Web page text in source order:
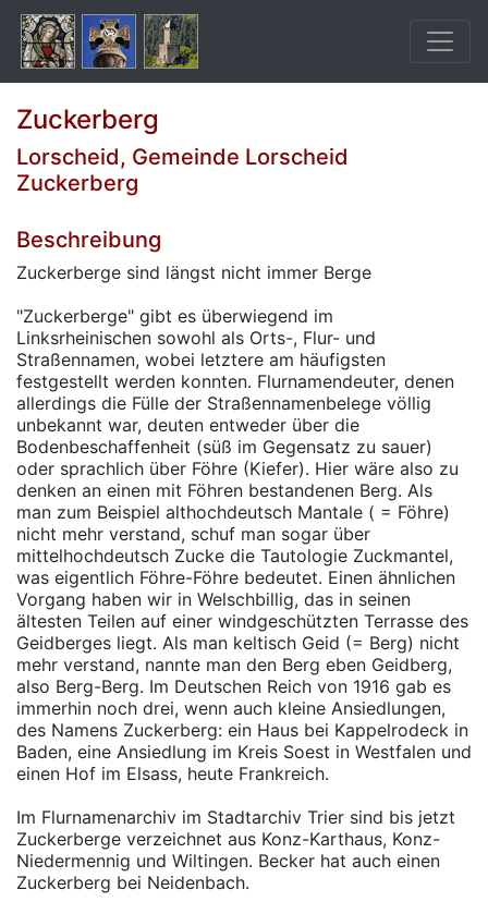
Zuckerberg
Lorscheid, Gemeinde Lorscheid
Zuckerberg
Beschreibung
Zuckerberge sind längst nicht immer Berge
"Zuckerberge" gibt es überwiegend im
Linksrheinischen sowohl als Orts-, Flur- und
Straßennamen, wobei letztere am häufigsten
festgestellt werden konnten. Flurnamendeuter, denen
allerdings die Fülle der Straßennamenbelege völlig
unbekannt war, deuten entweder über die
Bodenbeschaffenheit (süß im Gegensatz zu sauer)
oder sprachlich über Föhre (Kiefer). Hier wäre also zu
denken an einen mit Föhren bestandenen Berg. Als
man zum Beispiel althochdeutsch Mantale ( = Föhre)
nicht mehr verstand, schuf man sogar über
mittelhochdeutsch Zucke die Tautologie Zuckmantel,
was eigentlich Föhre-Föhre bedeutet. Einen ähnlichen
Vorgang haben wir in Welschbillig, das in seinen
ältesten Teilen auf einer windgeschützten Terrasse des
Geidberges liegt. Als man keltisch Geid (= Berg) nicht
mehr verstand, nannte man den Berg eben Geidberg,
also Berg-Berg. Im Deutschen Reich von 1916 gab es
immerhin noch drei, wenn auch kleine Ansiedlungen,
des Namens Zuckerberg: ein Haus bei Kappelrodeck in
Baden, eine Ansiedlung im Kreis Soest in Westfalen und
einen Hof im Elsass, heute Frankreich.
Im Flurnamenarchiv im Stadtarchiv Trier sind bis jetzt
Zuckerberge verzeichnet aus Konz-Karthaus, Konz-
Niedermennig und Wiltingen. Becker hat auch einen
Zuckerberg bei Neidenbach.